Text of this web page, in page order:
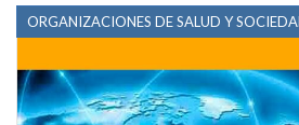
ORGANIZACIONES DE SALUD Y